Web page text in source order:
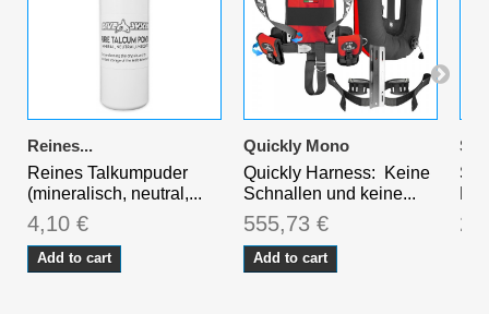
Reines...
Reines Talkumpuder
(mineralisch, neutral,...
4,10 €
Add to cart
Quickly Mono
Quickly Harness: Keine
Schnallen und keine...
555,73 €
Add to cart
2